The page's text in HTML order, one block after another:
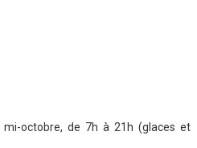
mi-octobre, de 7h à 21h (glaces et